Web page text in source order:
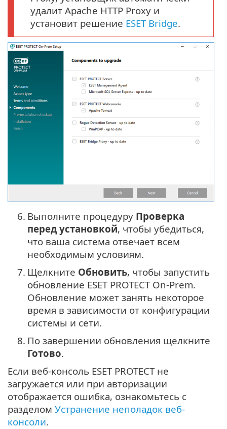
удалит Apache HTTP Proxy и
установит решение ESET Bridge.
6. Выполните процедуру Проверка
перед установкой, чтобы убедиться,
что ваша система отвечает всем
необходимым условиям.
7. Щелкните Обновить, чтобы запустить
обновление ESET PROTECT On-Prem.
Обновление может занять некоторое
время в зависимости от конфигурации
системы и сети.
8. По завершении обновления щелкните
Готово.
Если веб-консоль ESET PROTECT не
загружается или при авторизации
отображается ошибка, ознакомьтесь с
разделом Устранение неполадок веб-
консоли.